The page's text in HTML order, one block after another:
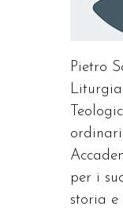
Pietro
per i
storia